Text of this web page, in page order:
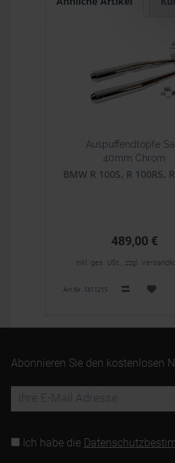
Auspuffendtöpfe
40mm Chrom
BMW R 100S, R 100RS,
489,00 €
inkl. ges. USt., zzgl.
Art.Nr. 1811215
Abonnieren Sie den kostenlosen
Ich habe die